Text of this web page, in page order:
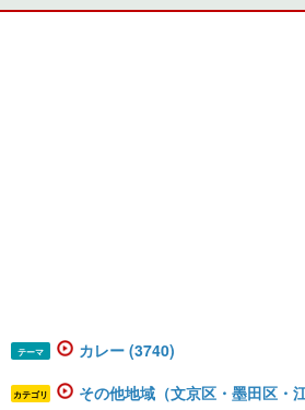
テーマ カレー (3740)
カテゴリ その他地域（文京区・墨田区・